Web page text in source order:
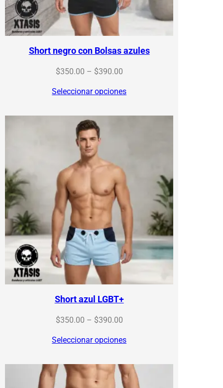
Short negro con Bolsas azules
$350.00 – $390.00Price
$350.00
Seleccionar opciones
Short azul LGBT+
$350.00 – $390.00Price
$350.00
$390.00
Seleccionar opciones